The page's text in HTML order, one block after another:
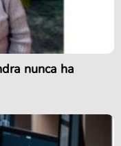
nunca ha